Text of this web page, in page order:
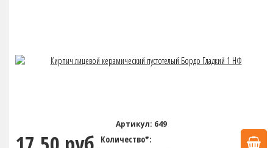
Артикул: 649
Количество*: